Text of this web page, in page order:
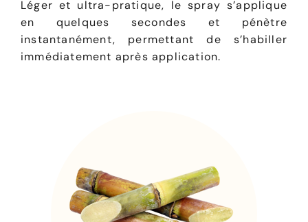
Léger et ultra-pratique, le spray s’applique
en quelques secondes et pénètre
instantanément, permettant de s’habiller
immédiatement après application.